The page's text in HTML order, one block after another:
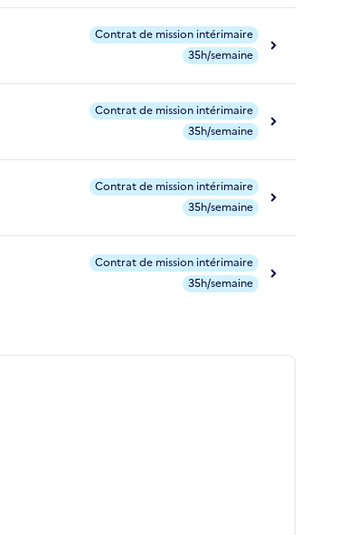
Contrat de mission intérimaire
35h/semaine
Contrat de mission intérimaire
35h/semaine
Contrat de mission intérimaire
35h/semaine
Contrat de mission intérimaire
35h/semaine